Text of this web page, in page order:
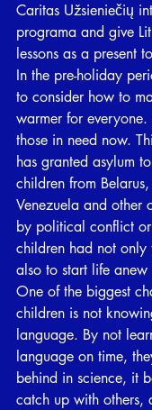
Caritas Užsieniečių
programa and give
lessons as a present
In the pre-holiday
to consider how to
warmer for
those in need now.
has granted asylum
children from
Venezuela and other
by political conflict or
children had not only
also to start life anew
One of the biggest
children is not
language. By not
language on time,
behind in science, it
catch up with others,